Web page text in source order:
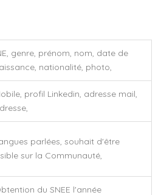
genre, prénom, nom, date de
nationalité, photo,
profil Linkedin, adresse mail,
parlées, souhait d'être
sur la Communauté,
du SNEE l'année